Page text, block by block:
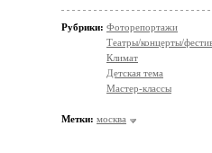
Рубрики: Фоторепортажи
Театры/концерты/
Климат
Детская тема
Мастер-классы
Метки: москва